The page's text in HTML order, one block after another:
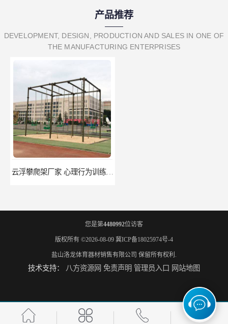
产品推荐
DEVELOPMENT, DESIGN, PRODUCTION AND SALES IN ONE OF
THE MANUFACTURING ENTERPRISES
云浮攀爬架厂家 心理行为训练器材 质量保证
宁德攀爬架参数 爬绳架 量大优惠 荆州攀爬架生产厂家 三合一攀登架 定做加工
您是第4480992位访客
版权所有 ©2026-08-09 冀ICP备18025974号-4
盐山洛龙体育器材销售有限公司 保留所有权利.
技术支持： 八方资源网 免责声明 管理员入口 网站地图